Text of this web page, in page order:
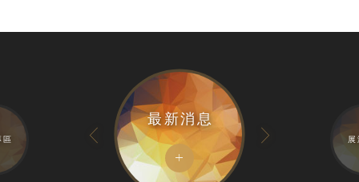
區
最新消息